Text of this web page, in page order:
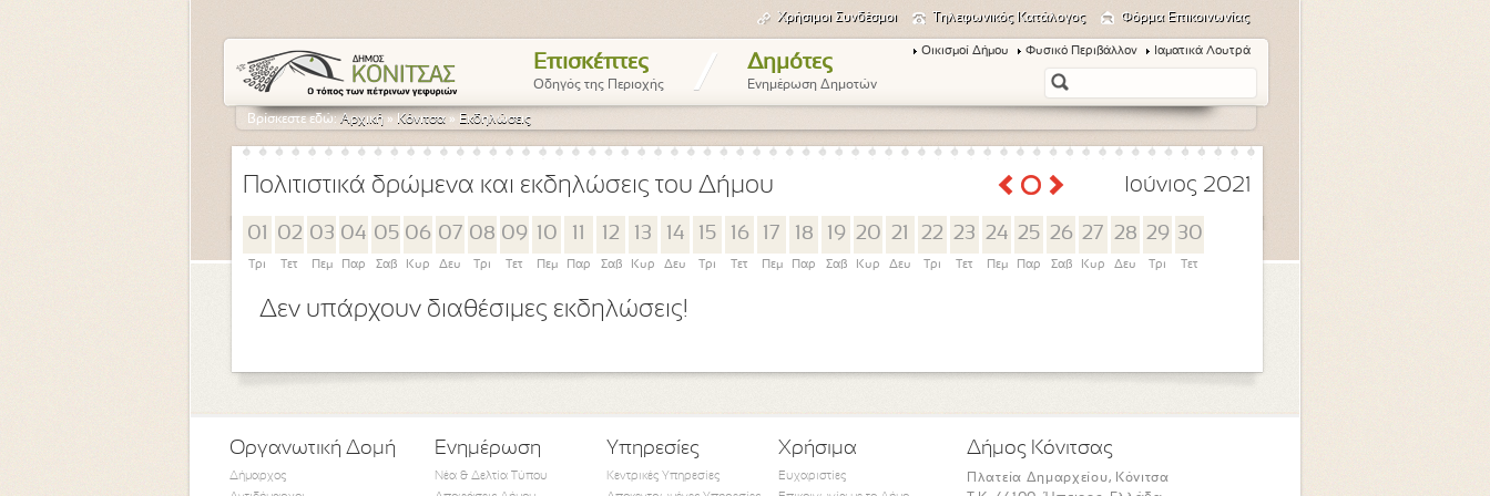
Χρήσιμοι Συνδέσμοι Τηλεφωνικός Κατάλογος Φόρμα Επικοινωνίας
Επισκέπτες
Οδηγός της Περιοχής / Δημότες
Ενημέρωση Δημοτών
Οικισμοί Δήμου Φυσικό Περιβάλλον Ιαματικά Λουτρά
Βρίσκεστε εδώ:Αρχική » Κόνιτσα » Εκδηλώσεις
Πολιτιστικά δρώμενα και εκδηλώσεις του Δήμου Ιούνιος 2021
01
Τρι
02
Τετ
03
Πεμ
04
Παρ
05
Σαβ
06
Κυρ
07
Δευ
08
Τρι
09
Τετ
10
Πεμ Παρ
12
Σαβ
13
Κυρ
14
Δευ
15
Τρι
16
Τετ
17
Πεμ
18
Παρ
19
Σαβ
20
Κυρ
21
Δευ
22
Τρι
23
Τετ
24
Πεμ
25
Παρ
26
Σαβ
27
Κυρ
28
Δευ
29
Τρι
30
Τετ
Δεν υπάρχουν διαθέσιμες εκδηλώσεις!
Οργανωτική Δομή
Δήμαρχος
Ενημέρωση
Νέα & Δελτία Τύπου
Υπηρεσίες
Κεντρικές Υπηρεσίες
Χρήσιμα
Ευχαριστίες
Δήμος Κόνιτσας
Πλατεία Δημαρχείου, Κόνιτσα